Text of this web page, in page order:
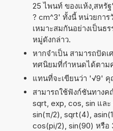
25 ไพนท์ ของแห้ง,สหรั
? cm^3' ทั้งนี้ หน่วยกา
เหมาะสมกันอย่างเป็นธ
หมู่ดังกล่าว.
หากจำเป็น สามารถปัด
ทศนิยมที่กำหนดได้ตาม
แทนที่จะเขียนว่า '√9'
สามารถใช้ฟังก์ชันทางค
sqrt, exp, cos, sin และ
sin(π/2), sqrt(4),
cos(pi/2), sin(90) หรือ